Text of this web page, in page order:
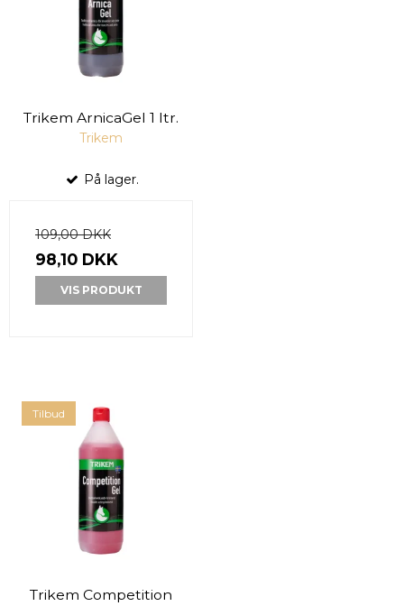
Trikem ArnicaGel 1 ltr.
Trikem
På lager.
109,00 DKK
98,10 DKK
VIS PRODUKT
Tilbud
Trikem Competition